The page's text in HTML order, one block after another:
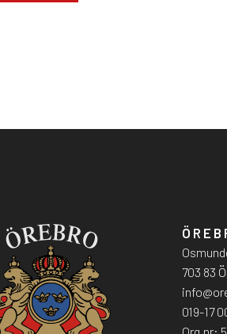
703 83
019-17